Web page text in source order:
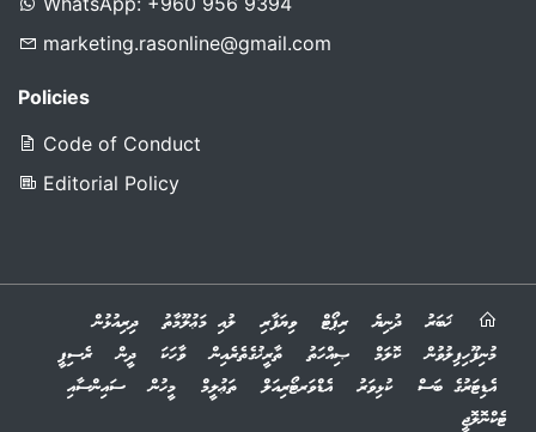
marketing.rasonline@gmail.com
Policies
Code of Conduct
Editorial Policy
ޚަބަރު ދުނިޔެ ރިޕޯޓް ވިޔަފާރި ލުއި މަޢުލޫމާތު
ދިރިއުޅުން
މުނިފޫހިފިލުވުން
ކޮލަމް ޞިއްހަތު ތާރީޚުގެތެރެއިން ވާހަކަ ދީން
ރެސިޕީ
އެޑިޓަރުގެ ބަސް
ކުޅިވަރު އެޑްވަރޓޯރިއަލް ތަޢުލީމް މީހުން
ސައިންސާއި
ޓެކްނޮލޮޖީ